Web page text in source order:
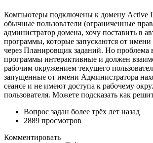
Компьютеры подключены к домену Active
обычные пользователи (ограниченные
администратор домена, хочу поставить в
программы, которые запускаются от имени
через Планировщик заданий. Но проблема
программы интерактивные и должен
рабочим окружением текущего
запущенные от имени Администратора
сеансе и не имеют доступа к рабочему
пользователя. Можете подсказать как
Вопрос задан более трёх лет назад
2889 просмотров
Комментировать